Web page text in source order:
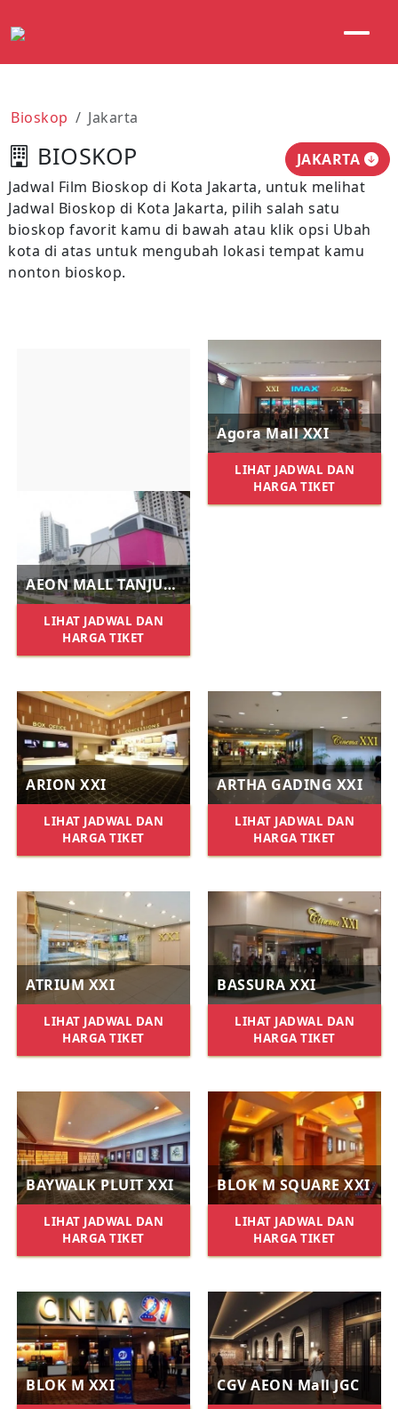
Bioskop Jakarta
BIOSKOP
JAKARTA
Jadwal Film Bioskop di Kota Jakarta, untuk melihat
Jadwal Bioskop di Kota Jakarta, pilih salah satu
bioskop favorit kamu di bawah atau klik opsi Ubah
kota di atas untuk mengubah lokasi tempat kamu
nonton bioskop.
AEON MALL TANJUNG BARAT XXI
LIHAT JADWAL DAN
HARGA TIKET
Agora Mall XXI
LIHAT JADWAL DAN
HARGA TIKET
ARION XXI
LIHAT JADWAL DAN
HARGA TIKET
ARTHA GADING XXI
LIHAT JADWAL DAN
HARGA TIKET
ATRIUM XXI
LIHAT JADWAL DAN
HARGA TIKET
BASSURA XXI
LIHAT JADWAL DAN
HARGA TIKET
BAYWALK PLUIT XXI
LIHAT JADWAL DAN
HARGA TIKET
BLOK M SQUARE XXI
LIHAT JADWAL DAN
HARGA TIKET
BLOK M XXI CGV AEON Mall JGC